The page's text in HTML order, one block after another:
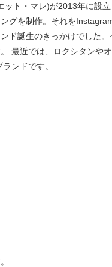
ト・マレ)が2013年に設
グを制作。それを
ド誕生のきっかけでした
最近では、ロクシタンや
ンドです。